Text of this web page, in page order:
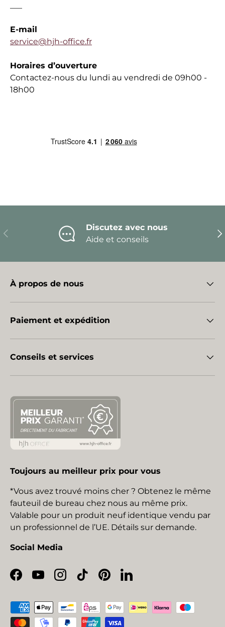
E-mail
service@hjh-office.fr
Horaires d’ouverture
Contactez-nous du lundi au vendredi de 09h00 -
18h00
Précédent
Discutez avec nous
Aide et conseils
À propos de nous
Paiement et expédition
Conseils et services
Toujours au meilleur prix pour vous
*Vous avez trouvé moins cher ? Obtenez le même
fauteuil de bureau chez nous au même prix.
Valable pour un produit neuf identique vendu par
un professionnel de l’UE. Détails sur demande.
Social Media
Facebook
YouTubeInstagram
TikTokPinterestLinkedIn
Moyens de paiement acceptés